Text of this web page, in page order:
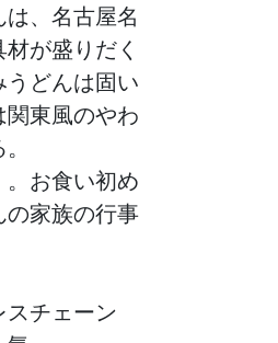
、名古屋名
が盛りだく
どんは固い
東風のやわ
。お食い初め
家族の行事
チェーン